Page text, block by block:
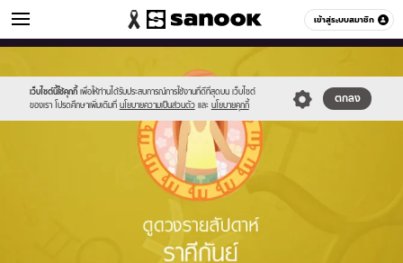
เข้าสู่ระบบสมาชิก
ดูดวง หมวดอื่นๆ
เว็บไซต์นี้ใช้คุกกี้ เพื่อให้ท่านได้รับประสบการณ์การใช้งานที่ดีที่สุดบน เว็บไซต์
ของเรา โปรดศึกษาเพิ่มเติมที่ นโยบายความเป็นส่วนตัว และ นโยบายคุกกี้
ตกลง
new-
sanook.png